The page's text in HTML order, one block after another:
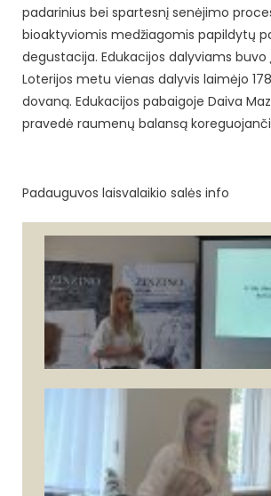
padarinius bei spartesnį senėjimo
bioaktyviomis medžiagomis papildytų
degustacija. Edukacijos dalyviams
Loterijos metu vienas dalyvis laimėjo
dovaną. Edukacijos pabaigoje Daiva
pravedė raumenų balansą
Padauguvos laisvalaikio salės info